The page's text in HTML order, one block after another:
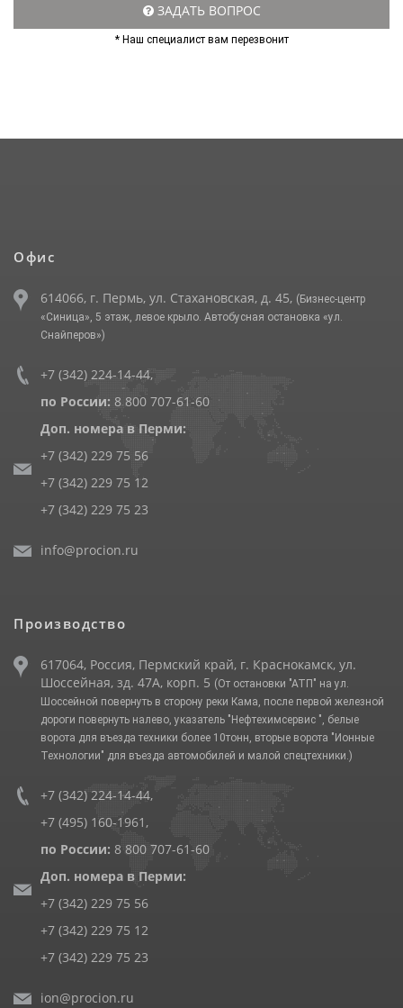
ЗАДАТЬ ВОПРОС
* Наш специалист вам перезвонит
Офис
614066, г. Пермь, ул. Стахановская, д. 45, (Бизнес-центр
«Синица», 5 этаж, левое крыло. Автобусная остановка «ул.
Снайперов»)
+7 (342) 224-14-44,
по России: 8 800 707-61-60
Доп. номера в Перми:
+7 (342) 229 75 56
+7 (342) 229 75 12
+7 (342) 229 75 23
info@procion.ru
Производство
617064, Россия, Пермский край, г. Краснокамск, ул.
Шоссейная, зд. 47А, корп. 5 (От остановки "АТП" на ул.
Шоссейной повернуть в сторону реки Кама, после первой железной
дороги повернуть налево, указатель "Нефтехимсервис ", белые
ворота для въезда техники более 10тонн, вторые ворота "Ионные
Технологии" для въезда автомобилей и малой спецтехники.)
+7 (342) 224-14-44,
+7 (495) 160-1961 ,
по России: 8 800 707-61-60
Доп. номера в Перми:
+7 (342) 229 75 56
+7 (342) 229 75 12
+7 (342) 229 75 23
ion@procion.ru